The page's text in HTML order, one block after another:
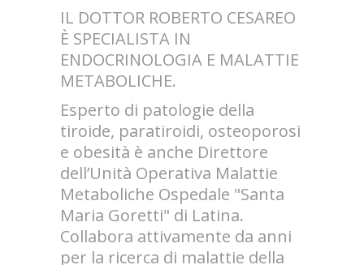
IL DOTTOR ROBERTO CESAREO
È SPECIALISTA IN
ENDOCRINOLOGIA E MALATTIE
METABOLICHE.
Esperto di patologie della
tiroide, paratiroidi, osteoporosi
e obesità è anche Direttore
dell’Unità Operativa Malattie
Metaboliche Ospedale "Santa
Maria Goretti" di Latina.
Collabora attivamente da anni
per la ricerca di malattie della